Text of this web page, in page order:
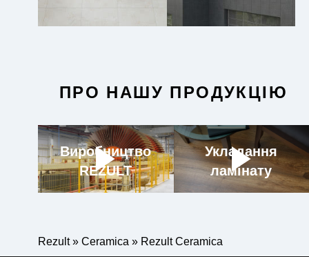
ПРО НАШУ ПРОДУКЦІЮ
Виробництво
REZULT
Укладання
ламінату
Rezult» Ceramica » Rezult Ceramica